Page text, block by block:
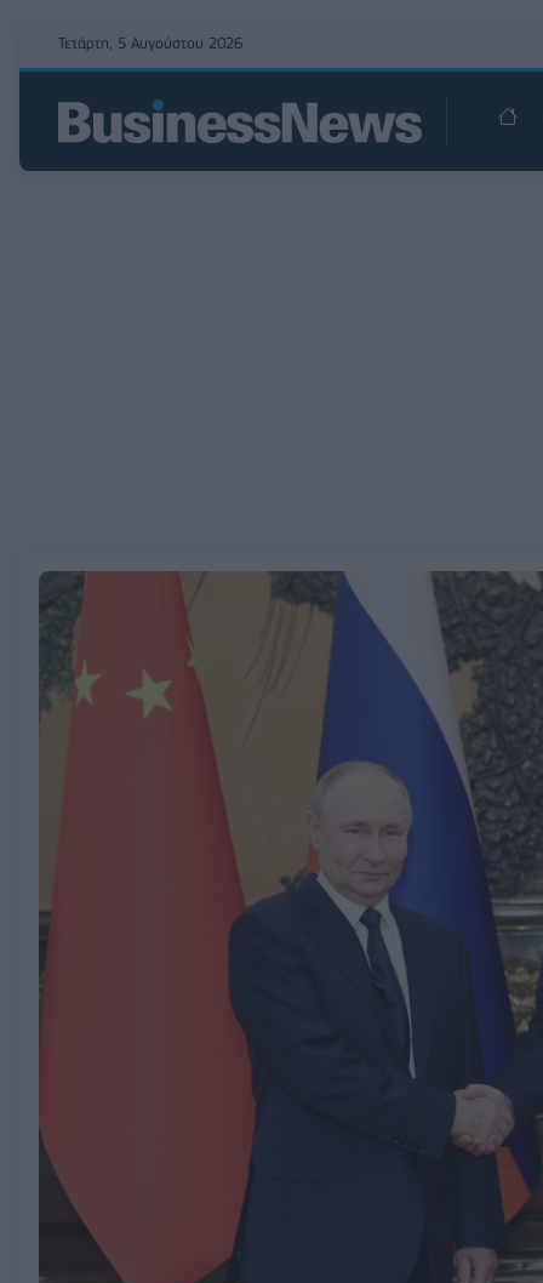
Τετάρτη, 5 Αυγούστου 2026